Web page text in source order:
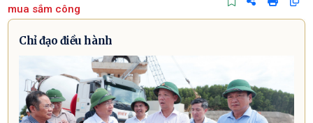
mua sắm công
Chỉ đạo điều hành